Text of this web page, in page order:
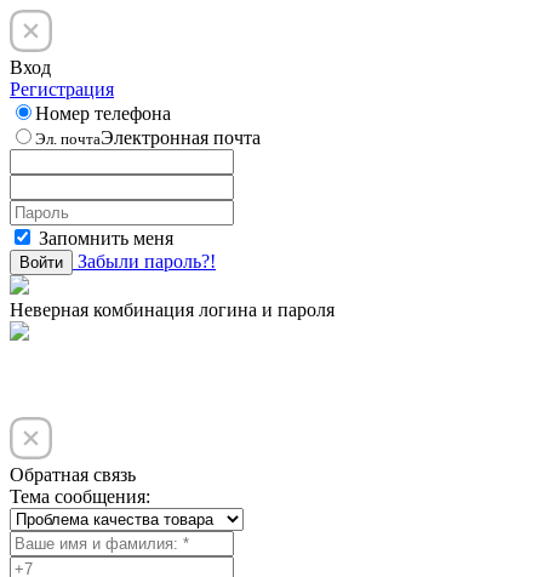
Вход
Регистрация
Номер телефона
Эл. почтаЭлектронная почта
Запомнить меня
Войти Забыли пароль?!
Неверная комбинация логина и пароля
Обратная связь
Тема сообщения: